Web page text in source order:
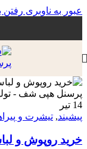
عبور به ناوبری رفتن
14 تیر
پیشبند, تیشرت و
خرید روپوش و